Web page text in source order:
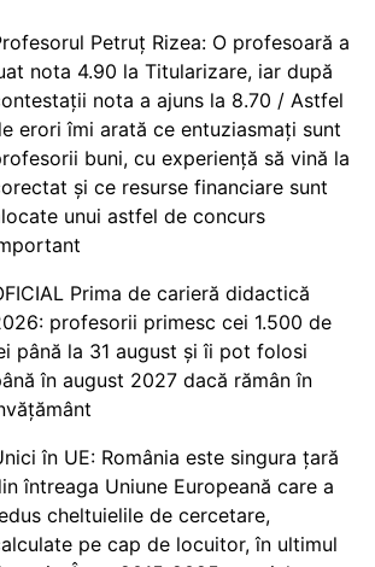
Petruț Rizea: O profesoară a
nota 4.90 la Titularizare, iar după
nota a ajuns la 8.70 / Astfel
erori îmi arată ce entuziasmați sunt
buni, cu experiență să vină la
și ce resurse financiare sunt
unui astfel de concurs
Prima de carieră didactică
profesorii primesc cei 1.500 de
până la 31 august și îi pot folosi
în august 2027 dacă rămân în
în UE: România este singura țară
întreaga Uniune Europeană care a
cheltuielile de cercetare,
pe cap de locuitor, în ultimul